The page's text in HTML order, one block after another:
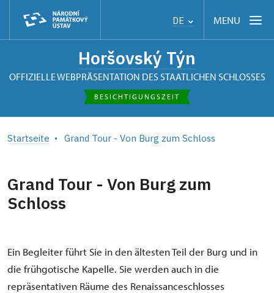
DE MENU
Horšovský Týn
OFFIZIELLE WEBPRÄSENTATION DES STAATLICHEN SCHLOSSES
BESICHTIGUNGSZEIT
Startseite Grand Tour - Von Burg zum Schloss
Grand Tour - Von Burg zum
Schloss
Ein Begleiter führt Sie in den ältesten Teil der Burg und in
die frühgotische Kapelle. Sie werden auch in die
repräsentativen Räume des Renaissanceschlosses